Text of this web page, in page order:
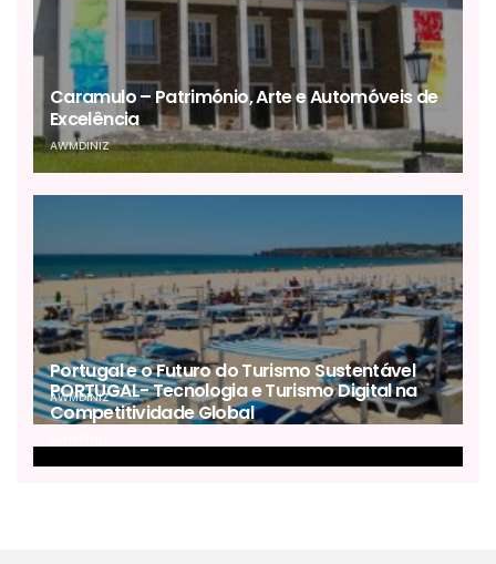
Caramulo – Património, Arte e Automóveis de
Excelência
AWMDINIZ
Portugal e o Futuro do Turismo Sustentável
AWMDINIZ
PORTUGAL- Tecnologia e Turismo Digital na
Competitividade Global